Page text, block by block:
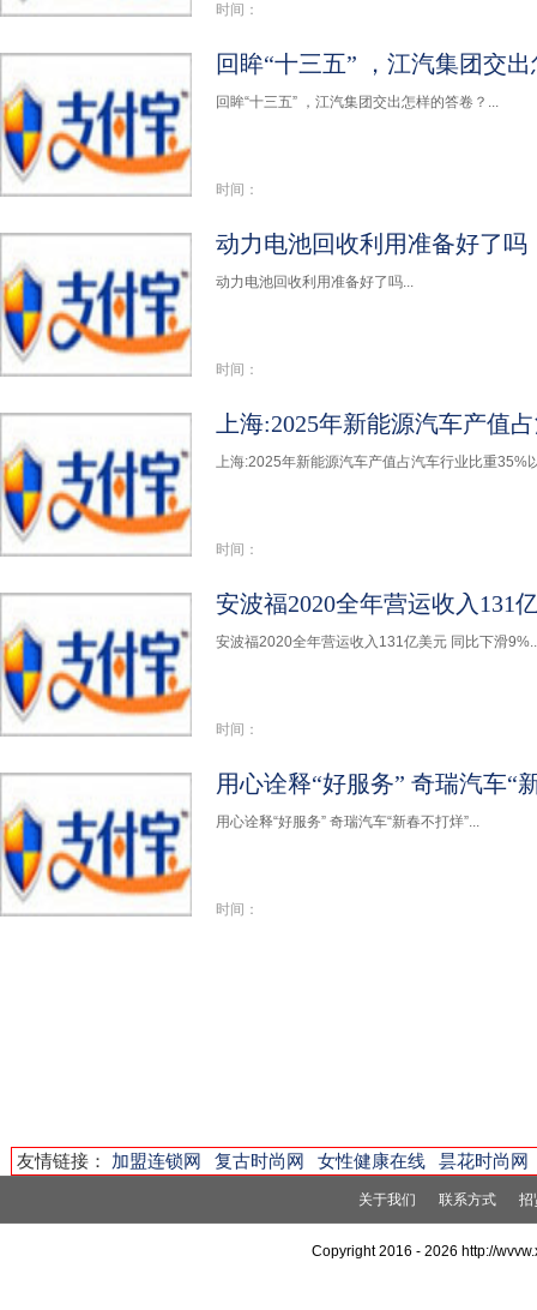
时间：
回眸“十三五” ，江汽集团交
回眸“十三五” ，江汽集团交出怎样的答卷？...
时间：
动力电池回收利用准备好了吗
动力电池回收利用准备好了吗...
时间：
上海:2025年新能源汽车产值
上海:2025年新能源汽车产值占汽车行业比重35%
时间：
安波福2020全年营运收入131
安波福2020全年营运收入131亿美元 同比下滑
时间：
用心诠释“好服务” 奇瑞汽车“
用心诠释“好服务” 奇瑞汽车“新春不打烊”...
时间：
友情链接： 加盟连锁网 复古时尚网 女性健康在线 昙花时尚网
关于我们 联系方式 招
Copyright 2016 -2026 http://